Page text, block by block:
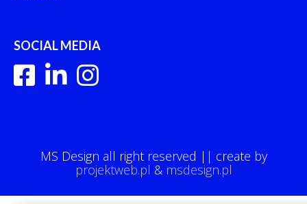
SOCIAL MEDIA
MS Design all right reserved || create by
projektweb.pl & msdesign.pl